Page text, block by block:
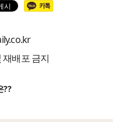
배포 금지
??